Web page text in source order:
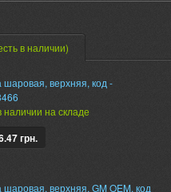
в наличии)
шаровая, верхняя, код -
наличии на складе
грн.
шаровая, верхняя, GM OEM, код